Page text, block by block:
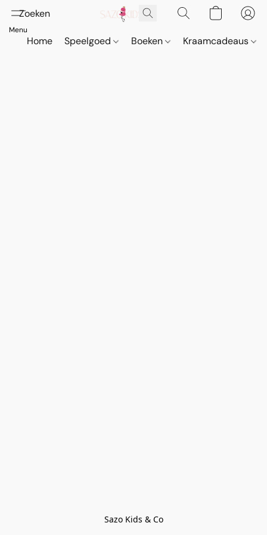
Home Speelgoed Boeken Kraamcadeaus
Sazo Kids & Co